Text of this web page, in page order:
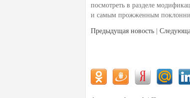
посмотреть в разделе
и самым прожженным
Предыдущая новость